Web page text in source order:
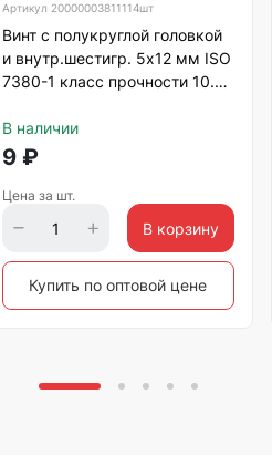
Артикул 20000003811114шт
Винт с полукруглой головкой
и внутр.шестигр. 5х12 мм ISO
7380-1 класс прочности 10.9,
В наличии
9 ₽
Цена за шт.
В корзину
Купить по оптовой цене